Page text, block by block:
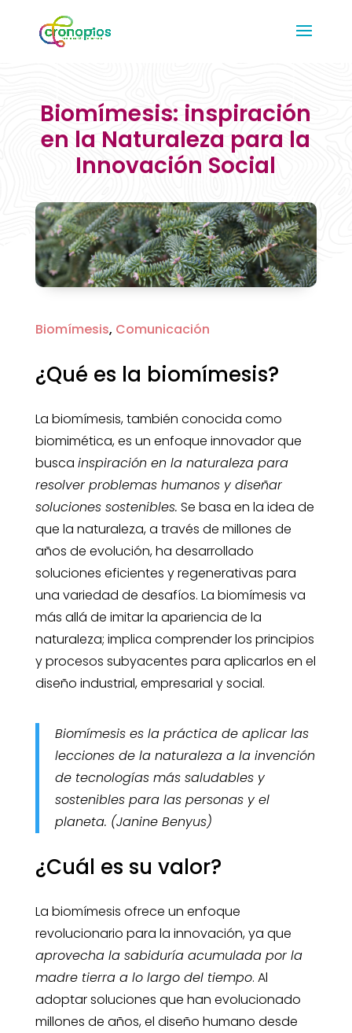
Biomímesis: inspiración
en la Naturaleza para la
Innovación Social
Biomímesis, Comunicación
¿Qué es la biomímesis?
La biomímesis, también conocida como
biomimética, es un enfoque innovador que
busca inspiración en la naturaleza para
resolver problemas humanos y diseñar
soluciones sostenibles. Se basa en la idea de
que la naturaleza, a través de millones de
años de evolución, ha desarrollado
soluciones eficientes y regenerativas para
una variedad de desafíos. La biomímesis va
más allá de imitar la apariencia de la
naturaleza; implica comprender los principios
y procesos subyacentes para aplicarlos en el
diseño industrial, empresarial y social.
Biomímesis es la práctica de aplicar las
lecciones de la naturaleza a la invención
de tecnologías más saludables y
sostenibles para las personas y el
planeta. (Janine Benyus)
¿Cuál es su valor?
La biomímesis ofrece un enfoque
revolucionario para la innovación, ya que
aprovecha la sabiduría acumulada por la
madre tierra a lo largo del tiempo. Al
adoptar soluciones que han evolucionado
millones de años, el diseño humano desde